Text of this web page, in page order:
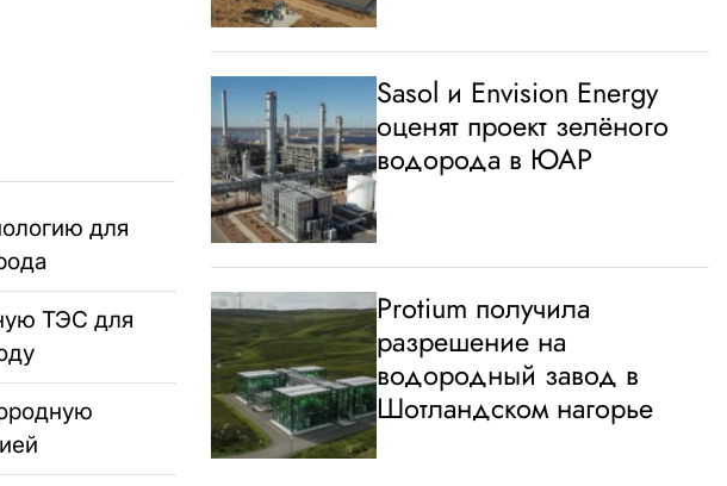
для
ТЭС для
Sasol и Envision Energy
оценят проект зелёного
водорода в ЮАР
Protium получила
разрешение на
водородный завод в
Шотландском нагорье